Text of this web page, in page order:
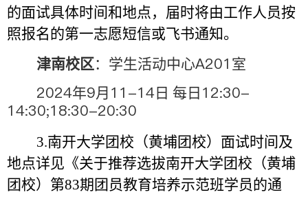
的面试具体时间和地点，届时将由工作人员按
照报名的第一志愿短信或飞书通知。
津南校区：学生活动中心A201 室
2024年9月 11-14 日 每日 12:30-
14:30;18:30-20:30
3.南开大学团校（黄埔团校）面试时间及
地点详见《关于推荐选拔南开大学团校（黄埔
团校）第83期团员教育培养示范班学员的通